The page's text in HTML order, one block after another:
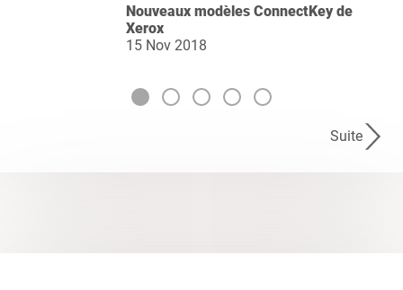
Nouveaux modèles ConnectKey de
Xerox
15 Nov 2018
Suite